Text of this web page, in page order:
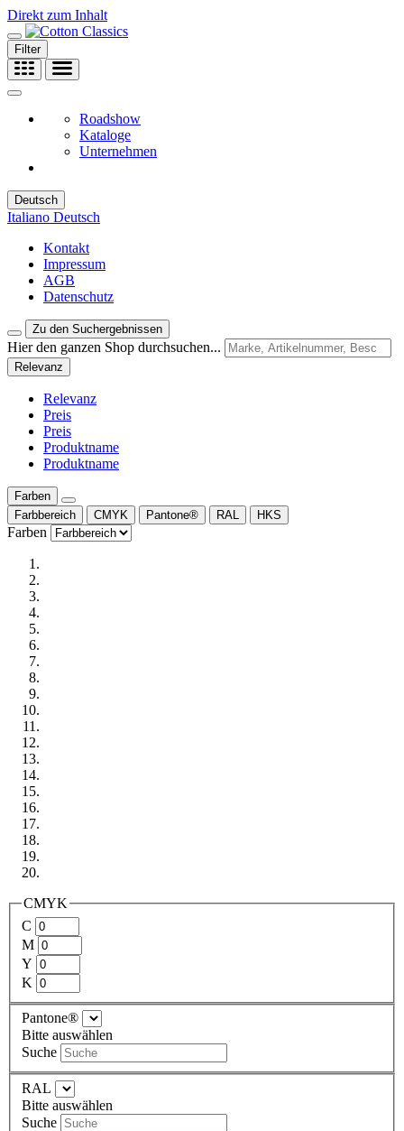
Direkt zum Inhalt
Filter
Roadshow
Kataloge
Unternehmen
Deutsch
Italiano Deutsch
Kontakt
Impressum
AGB
Datenschutz
Zu den Suchergebnissen
Hier den ganzen Shop durchsuchen...
Relevanz
Relevanz
Preis
Preis
Produktname
Produktname
Farben
Farbbereich
CMYK Pantone® RAL HKS
Farben
CMYK
C
M
Y
K
Pantone®
Bitte auswählen
Suche
RAL
Bitte auswählen
Suche